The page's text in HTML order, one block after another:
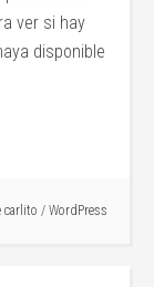
ver si hay
disponible
carlito / WordPress